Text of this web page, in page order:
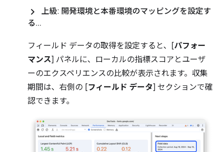
上級: 開発環境と本番環境のマッピングを設定す
る...
フィールド データの取得を設定すると、[パフォー
マンス] パネルに、ローカルの指標スコアとユーザ
ーのエクスペリエンスの比較が表示されます。収集
期間は、右側の [フィールド データ] セクションで確
認できます。